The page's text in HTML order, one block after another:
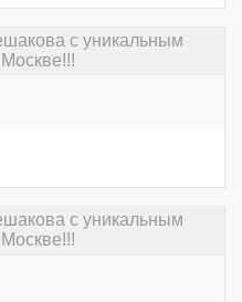
с уникальным
с уникальным